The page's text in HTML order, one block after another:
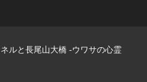
玄武洞公園 -ウワサの心